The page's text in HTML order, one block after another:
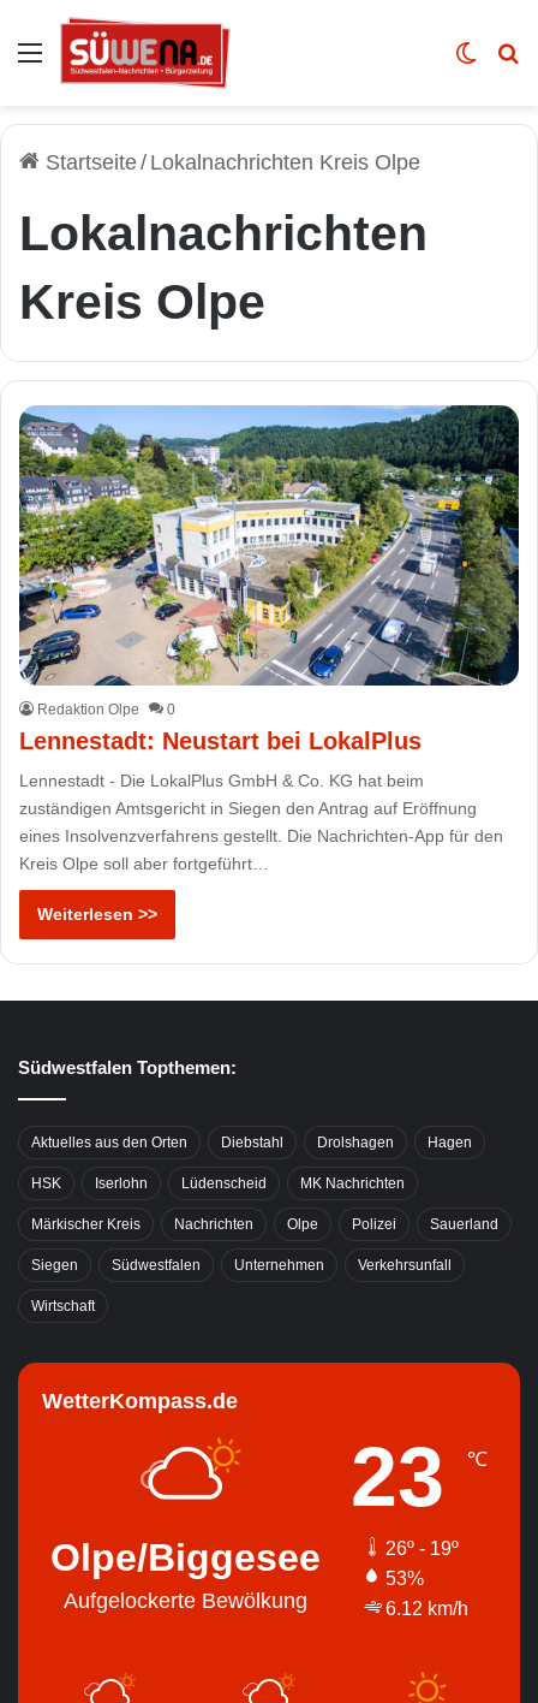
Auswahl Skin
Startseite/ Lokalnachrichten Kreis Olpe
Lokalnachrichten
Kreis Olpe
Redaktion Olpe 0
Lennestadt: Neustart bei LokalPlus
Lennestadt - Die LokalPlus GmbH & Co. KG hat beim
zuständigen Amtsgericht in Siegen den Antrag auf Eröffnung
eines Insolvenzverfahrens gestellt. Die Nachrichten-App für den
Kreis Olpe soll aber fortgeführt…
Weiterlesen >>
Südwestfalen Topthemen:
Aktuelles aus den Orten Diebstahl Drolshagen Hagen
HSK Iserlohn Lüdenscheid MK Nachrichten
Märkischer Kreis Nachrichten Olpe Polizei Sauerland
Siegen Südwestfalen Unternehmen Verkehrsunfall
Wirtschaft
WetterKompass.de
Olpe/Biggesee
Aufgelockerte Bewölkung
23 ℃
26º - 19º
53%
6.12 km/h